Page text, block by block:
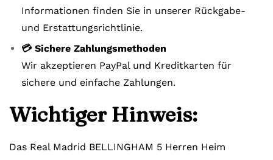
Informationen finden Sie in unserer Rückgabe-
und Erstattungsrichtlinie.
💳 Sichere Zahlungsmethoden
Wir akzeptieren PayPal und Kreditkarten für
sichere und einfache Zahlungen.
Wichtiger Hinweis:
Das Real Madrid BELLINGHAM 5 Herren Heim